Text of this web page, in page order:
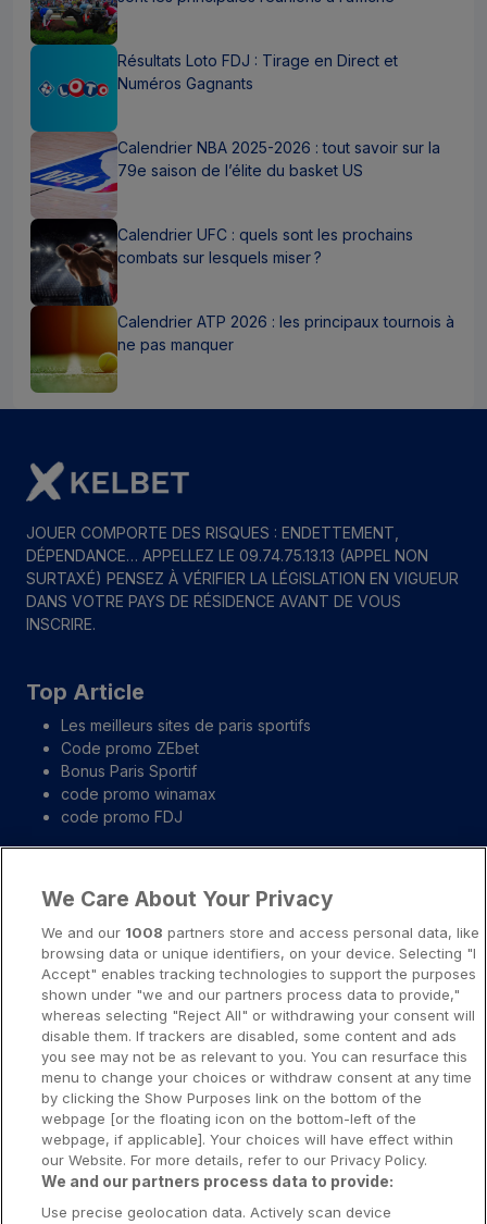
Résultats Loto FDJ : Tirage en Direct et
Numéros Gagnants
Calendrier NBA 2025-2026 : tout savoir sur la
79e saison de l’élite du basket US
Calendrier UFC : quels sont les prochains
combats sur lesquels miser ?
Calendrier ATP 2026 : les principaux tournois à
ne pas manquer
JOUER COMPORTE DES RISQUES : ENDETTEMENT,
DÉPENDANCE… APPELLEZ LE 09.74.75.13.13 (APPEL NON
SURTAXÉ) PENSEZ À VÉRIFIER LA LÉGISLATION EN VIGUEUR
DANS VOTRE PAYS DE RÉSIDENCE AVANT DE VOUS
INSCRIRE.
Top Article
Les meilleurs sites de paris sportifs
Code promo ZEbet
Bonus Paris Sportif
code promo winamax
code promo FDJ
Liens importants
A propos
Notice légale
Presse-Recrutement-Partenariat
Politique de confidentialité
Politique de Cookies
Prévenir la dépendance aux jeux d’argent
Nos rédacteurs
We Care About Your Privacy
We and our 1008 partners store and access personal data, like
browsing data or unique identifiers, on your device. Selecting "I
Accept" enables tracking technologies to support the purposes
shown under "we and our partners process data to provide,"
whereas selecting "Reject All" or withdrawing your consent will
disable them. If trackers are disabled, some content and ads
you see may not be as relevant to you. You can resurface this
menu to change your choices or withdraw consent at any time
by clicking the Show Purposes link on the bottom of the
webpage [or the floating icon on the bottom-left of the
webpage, if applicable]. Your choices will have effect within
our Website. For more details, refer to our Privacy Policy.
We and our partners process data to provide:
Use precise geolocation data. Actively scan device